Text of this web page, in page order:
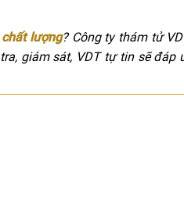
lượng? Công ty thám tử
giám sát, VDT tự tin sẽ đáp